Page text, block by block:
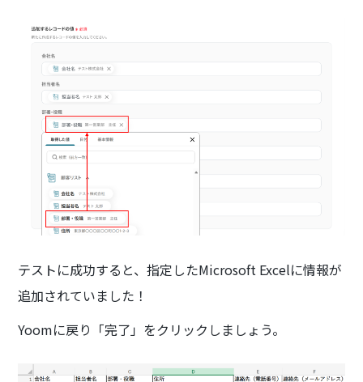
テストに成功すると、指定したMicrosoft Excelに情報が
追加されていました！
Yoomに戻り「完了」をクリックしましょう。